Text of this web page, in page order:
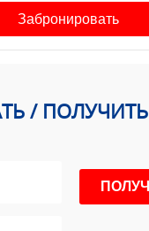
Забронировать
/